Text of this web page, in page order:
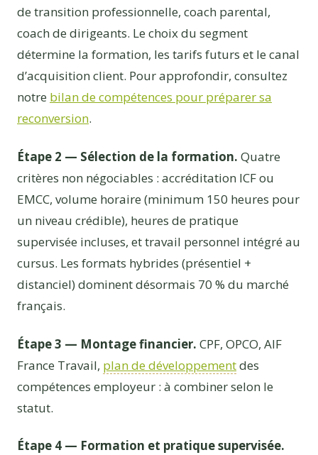
de transition professionnelle, coach parental,
coach de dirigeants. Le choix du segment
détermine la formation, les tarifs futurs et le canal
d’acquisition client. Pour approfondir, consultez
notre bilan de compétences pour préparer sa
reconversion.
Étape 2 — Sélection de la formation. Quatre
critères non négociables : accréditation ICF ou
EMCC, volume horaire (minimum 150 heures pour
un niveau crédible), heures de pratique
supervisée incluses, et travail personnel intégré au
cursus. Les formats hybrides (présentiel +
distanciel) dominent désormais 70 % du marché
français.
Étape 3 — Montage financier. CPF, OPCO, AIF
France Travail, plan de développementdes
compétences employeur : à combiner selon le
statut.
Étape 4 — Formation et pratique supervisée.